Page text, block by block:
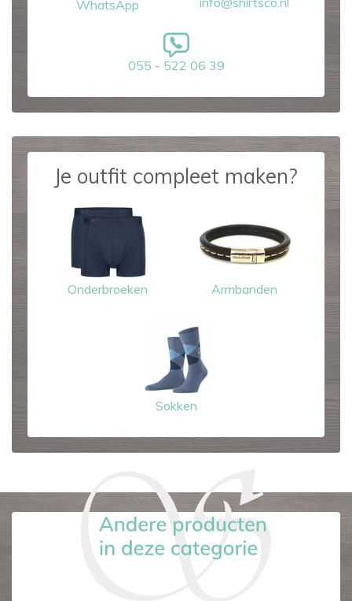
WhatsApp
055 - 522 06 39
Je outfit compleet maken?
Onderbroeken Armbanden
Sokken